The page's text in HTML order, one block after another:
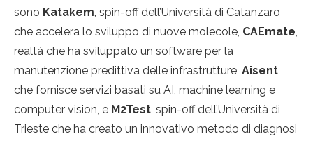
sono Katakem , spin-off dell’Università di Catanzaro
che accelera lo sviluppo di nuove molecole, CAEmate
realtà che ha sviluppato un software per la
manutenzione predittiva delle infrastrutture, Aisent
che fornisce servizi basati su AI, machine learning e
computer vision, e M2Test , spin-off dell’Università di
Trieste che ha creato un innovativo metodo di diagnosi